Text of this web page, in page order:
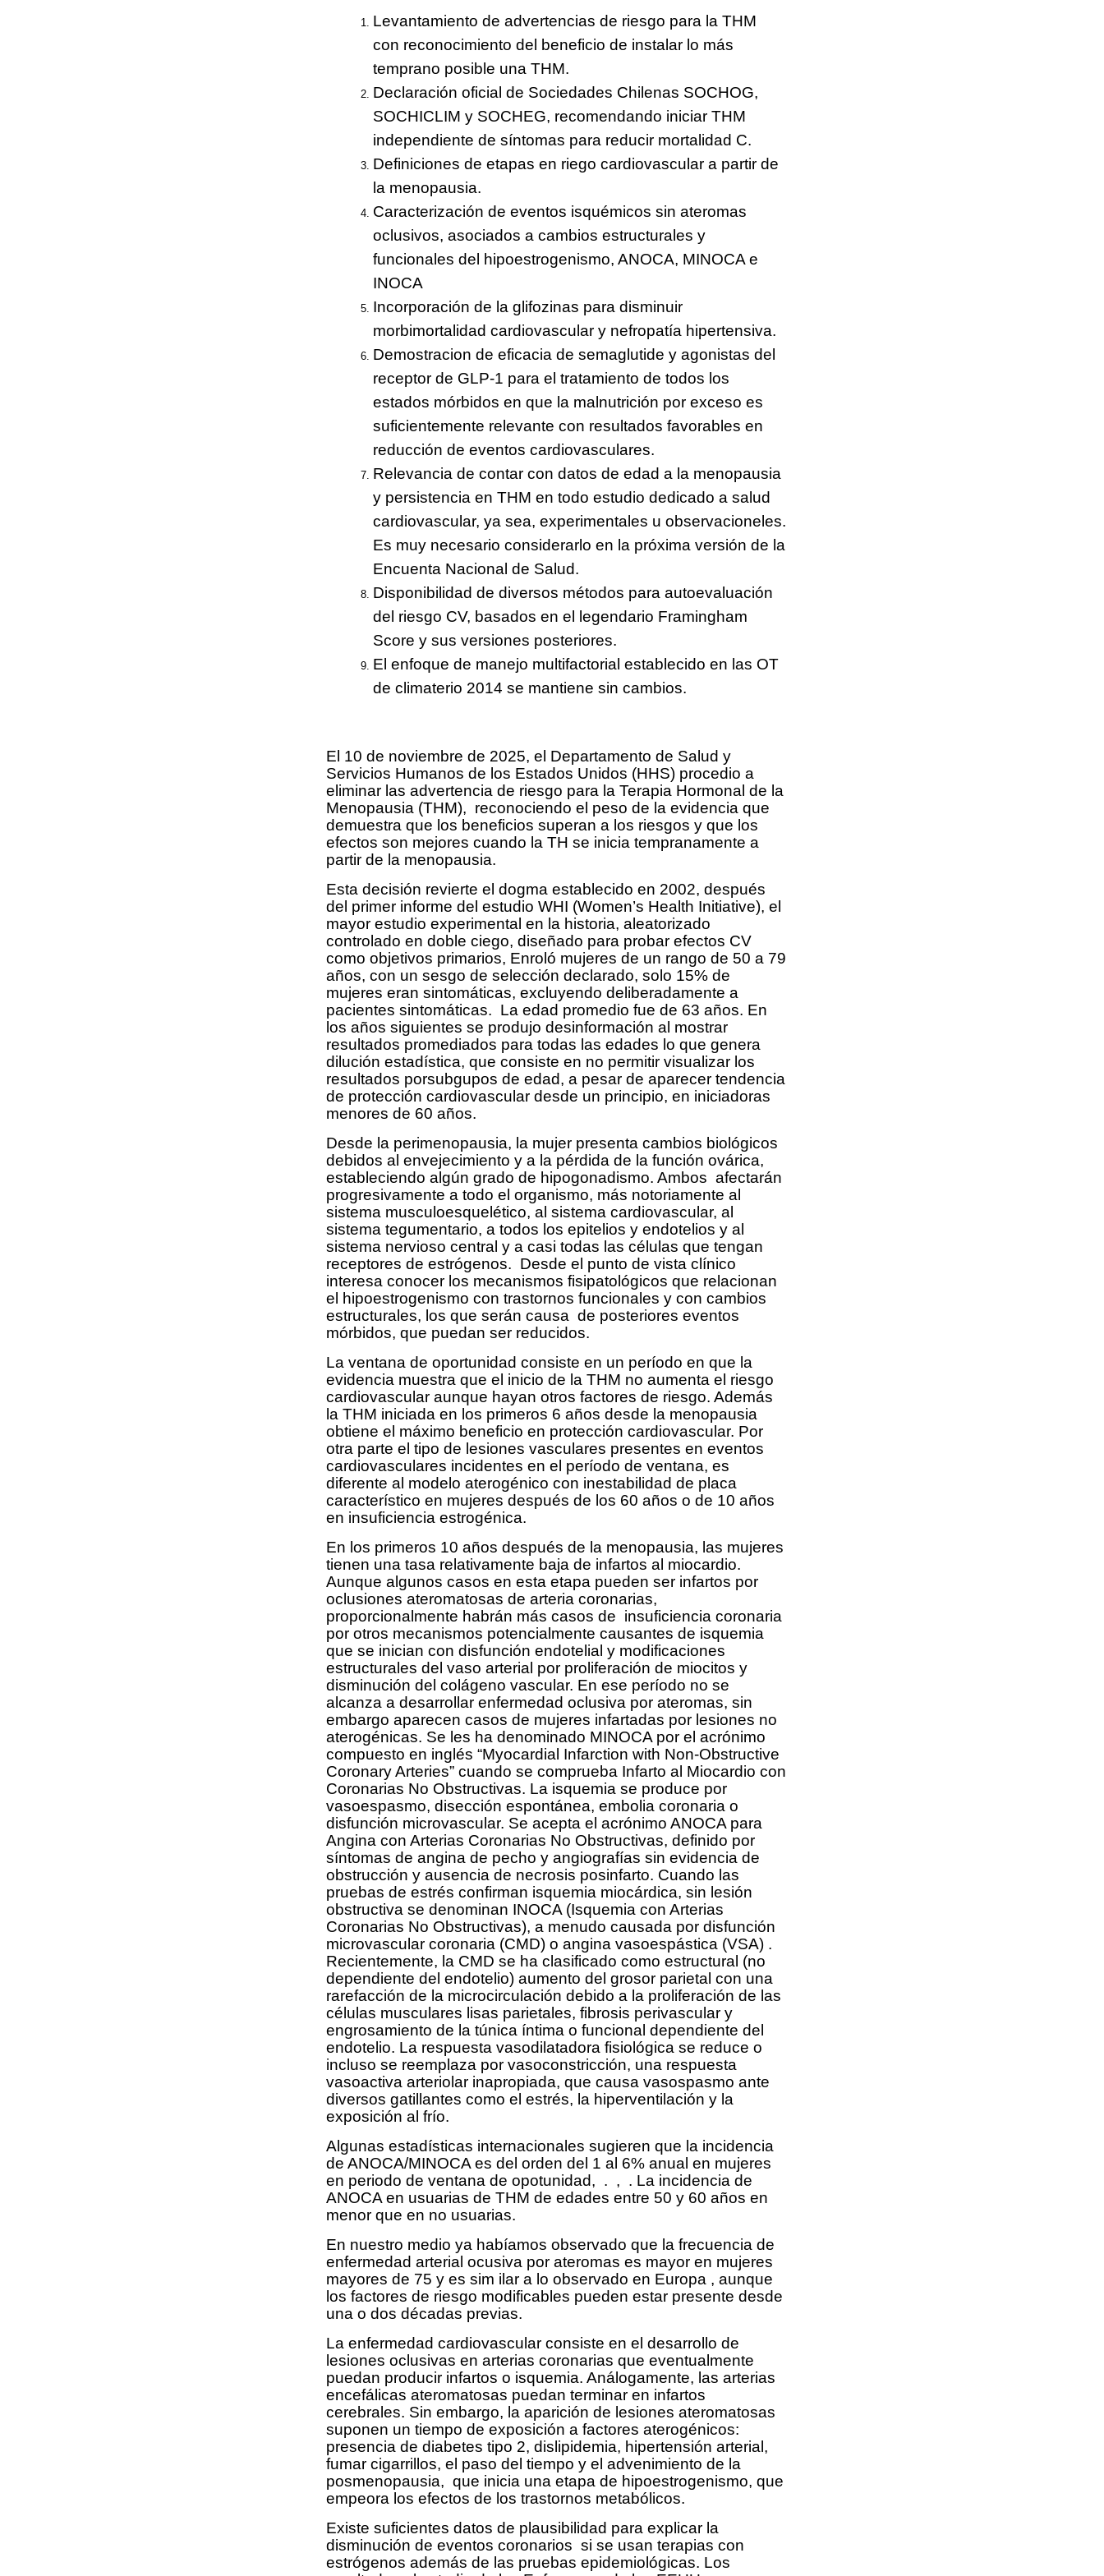
Levantamiento de advertencias de riesgo para la THM
con reconocimiento del beneficio de instalar lo más
temprano posible una THM.
Declaración oficial de Sociedades Chilenas SOCHOG,
SOCHICLIM y SOCHEG, recomendando iniciar THM
independiente de síntomas para reducir mortalidad C.
Definiciones de etapas en riego cardiovascular a partir de
la menopausia.
Caracterización de eventos isquémicos sin ateromas
oclusivos, asociados a cambios estructurales y
funcionales del hipoestrogenismo, ANOCA, MINOCA e
INOCA
Incorporación de la glifozinas para disminuir
morbimortalidad cardiovascular y nefropatía hipertensiva.
Demostracion de eficacia de semaglutide y agonistas del
receptor de GLP-1 para el tratamiento de todos los
estados mórbidos en que la malnutrición por exceso es
suficientemente relevante con resultados favorables en
reducción de eventos cardiovasculares.
Relevancia de contar con datos de edad a la menopausia
y persistencia en THM en todo estudio dedicado a salud
cardiovascular, ya sea, experimentales u observacioneles.
Es muy necesario considerarlo en la próxima versión de la
Encuenta Nacional de Salud.
Disponibilidad de diversos métodos para autoevaluación
del riesgo CV, basados en el legendario Framingham
Score y sus versiones posteriores.
El enfoque de manejo multifactorial establecido en las OT
de climaterio 2014 se mantiene sin cambios.
El 10 de noviembre de 2025, el Departamento de Salud y
Servicios Humanos de los Estados Unidos (HHS) procedio a
eliminar las advertencia de riesgo para la Terapia Hormonal de la
Menopausia (THM), reconociendo el peso de la evidencia que
demuestra que los beneficios superan a los riesgos y que los
efectos son mejores cuando la TH se inicia tempranamente a
partir de la menopausia.
Esta decisión revierte el dogma establecido en 2002, después
del primer informe del estudio WHI (Women’s Health Initiative), el
mayor estudio experimental en la historia, aleatorizado
controlado en doble ciego, diseñado para probar efectos CV
como objetivos primarios, Enroló mujeres de un rango de 50 a 79
años, con un sesgo de selección declarado, solo 15% de
mujeres eran sintomáticas, excluyendo deliberadamente a
pacientes sintomáticas. La edad promedio fue de 63 años. En
los años siguientes se produjo desinformación al mostrar
resultados promediados para todas las edades lo que genera
dilución estadística, que consiste en no permitir visualizar los
resultados porsubgupos de edad, a pesar de aparecer tendencia
de protección cardiovascular desde un principio, en iniciadoras
menores de 60 años.
Desde la perimenopausia, la mujer presenta cambios biológicos
debidos al envejecimiento y a la pérdida de la función ovárica,
estableciendo algún grado de hipogonadismo. Ambos afectarán
progresivamente a todo el organismo, más notoriamente al
sistema musculoesquelético, al sistema cardiovascular, al
sistema tegumentario, a todos los epitelios y endotelios y al
sistema nervioso central y a casi todas las células que tengan
receptores de estrógenos. Desde el punto de vista clínico
interesa conocer los mecanismos fisipatológicos que relacionan
el hipoestrogenismo con trastornos funcionales y con cambios
estructurales, los que serán causa de posteriores eventos
mórbidos, que puedan ser reducidos.
La ventana de oportunidad consiste en un período en que la
evidencia muestra que el inicio de la THM no aumenta el riesgo
cardiovascular aunque hayan otros factores de riesgo. Además
la THM iniciada en los primeros 6 años desde la menopausia
obtiene el máximo beneficio en protección cardiovascular. Por
otra parte el tipo de lesiones vasculares presentes en eventos
cardiovasculares incidentes en el período de ventana, es
diferente al modelo aterogénico con inestabilidad de placa
característico en mujeres después de los 60 años o de 10 años
en insuficiencia estrogénica.
En los primeros 10 años después de la menopausia, las mujeres
tienen una tasa relativamente baja de infartos al miocardio.
Aunque algunos casos en esta etapa pueden ser infartos por
oclusiones ateromatosas de arteria coronarias,
proporcionalmente habrán más casos de insuficiencia coronaria
por otros mecanismos potencialmente causantes de isquemia
que se inician con disfunción endotelial y modificaciones
estructurales del vaso arterial por proliferación de miocitos y
disminución del colágeno vascular. En ese período no se
alcanza a desarrollar enfermedad oclusiva por ateromas, sin
embargo aparecen casos de mujeres infartadas por lesiones no
aterogénicas. Se les ha denominado MINOCA por el acrónimo
compuesto en inglés “Myocardial Infarction with Non-Obstructive
Coronary Arteries” cuando se comprueba Infarto al Miocardio con
Coronarias No Obstructivas. La isquemia se produce por
vasoespasmo, disección espontánea, embolia coronaria o
disfunción microvascular. Se acepta el acrónimo ANOCA para
Angina con Arterias Coronarias No Obstructivas, definido por
síntomas de angina de pecho y angiografías sin evidencia de
obstrucción y ausencia de necrosis posinfarto. Cuando las
pruebas de estrés confirman isquemia miocárdica, sin lesión
obstructiva se denominan INOCA (Isquemia con Arterias
Coronarias No Obstructivas), a menudo causada por disfunción
microvascular coronaria (CMD) o angina vasoespástica (VSA) .
Recientemente, la CMD se ha clasificado como estructural (no
dependiente del endotelio) aumento del grosor parietal con una
rarefacción de la microcirculación debido a la proliferación de las
células musculares lisas parietales, fibrosis perivascular y
engrosamiento de la túnica íntima o funcional dependiente del
endotelio. La respuesta vasodilatadora fisiológica se reduce o
incluso se reemplaza por vasoconstricción, una respuesta
vasoactiva arteriolar inapropiada, que causa vasospasmo ante
diversos gatillantes como el estrés, la hiperventilación y la
exposición al frío.
Algunas estadísticas internacionales sugieren que la incidencia
de ANOCA/MINOCA es del orden del 1 al 6% anual en mujeres
en periodo de ventana de opotunidad, . , . La incidencia de
ANOCA en usuarias de THM de edades entre 50 y 60 años en
menor que en no usuarias.
En nuestro medio ya habíamos observado que la frecuencia de
enfermedad arterial ocusiva por ateromas es mayor en mujeres
mayores de 75 y es sim ilar a lo observado en Europa , aunque
los factores de riesgo modificables pueden estar presente desde
una o dos décadas previas.
La enfermedad cardiovascular consiste en el desarrollo de
lesiones oclusivas en arterias coronarias que eventualmente
puedan producir infartos o isquemia. Análogamente, las arterias
encefálicas ateromatosas puedan terminar en infartos
cerebrales. Sin embargo, la aparición de lesiones ateromatosas
suponen un tiempo de exposición a factores aterogénicos:
presencia de diabetes tipo 2, dislipidemia, hipertensión arterial,
fumar cigarrillos, el paso del tiempo y el advenimiento de la
posmenopausia, que inicia una etapa de hipoestrogenismo, que
empeora los efectos de los trastornos metabólicos.
Existe suficientes datos de plausibilidad para explicar la
disminución de eventos coronarios si se usan terapias con
estrógenos además de las pruebas epidemiológicas. Los